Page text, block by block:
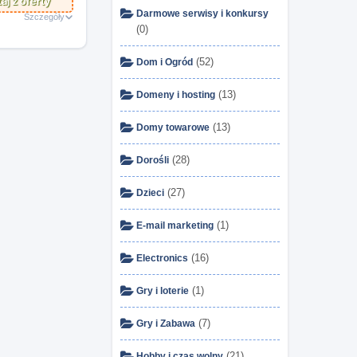
Szczegóły Darmowe serwisy i konkursy
(0)
Dom i Ogród (52)
Domeny i hosting (13)
Domy towarowe (13)
Dorośli (28)
Dzieci (27)
E-mail marketing (1)
Electronics (16)
Gry i loterie (1)
Gry i Zabawa (7)